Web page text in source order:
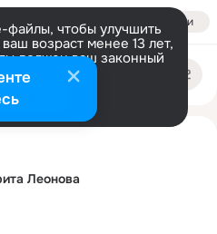
Войти
чтобы улучшить
возраст менее 13 лет,
должен ваш законный
информации
Леонова